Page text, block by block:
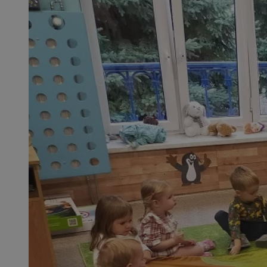
SessID
QeSessID
MvSessID
msToken
__cf_bm
__cf_bm
CookieScriptConsent